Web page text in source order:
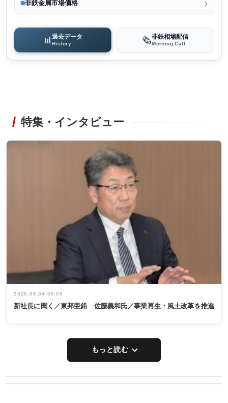
非鉄金属市場価格
📊過去データ
History 🗞️非鉄相場配信
Morning Call
特集・インタビュー
2026.08.04 05:00
新社長に聞く／東邦亜鉛 佐藤義和氏／事業再生・風土改革を推進
もっと読む